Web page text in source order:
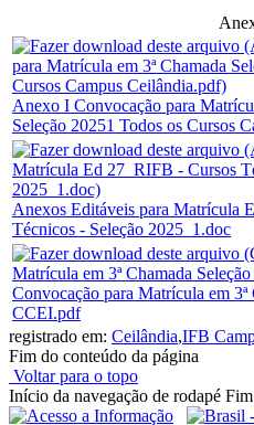
Anexo I Convocação para
Seleção 20251 Todos os Cursos
Anexos Editáveis para Matrícula
Técnicos - Seleção 2025_1.doc
Convocação para Matrícula em 3ª
CCEI.pdf
registrado em: Ceilândia,IFB
Fim do conteúdo da página
Voltar para o topo
Início da navegação de rodapé